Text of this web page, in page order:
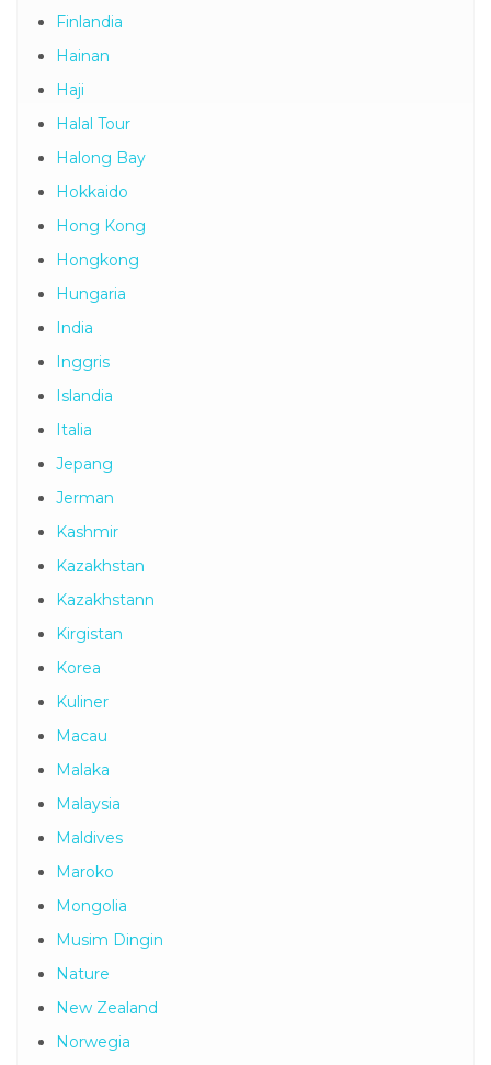
Finlandia
Hainan
Haji
Halal Tour
Halong Bay
Hokkaido
Hong Kong
Hongkong
Hungaria
India
Inggris
Islandia
Italia
Jepang
Jerman
Kashmir
Kazakhstan
Kazakhstann
Kirgistan
Korea
Kuliner
Macau
Malaka
Malaysia
Maldives
Maroko
Mongolia
Musim Dingin
Nature
New Zealand
Norwegia